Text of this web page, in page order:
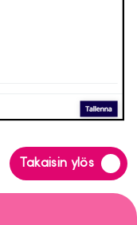
Takaisin ylös
Siirry
takaisin